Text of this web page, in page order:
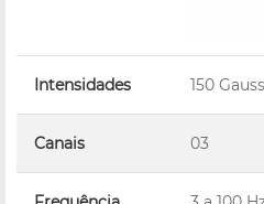
Intensidades 150 Gauss
Canais 03